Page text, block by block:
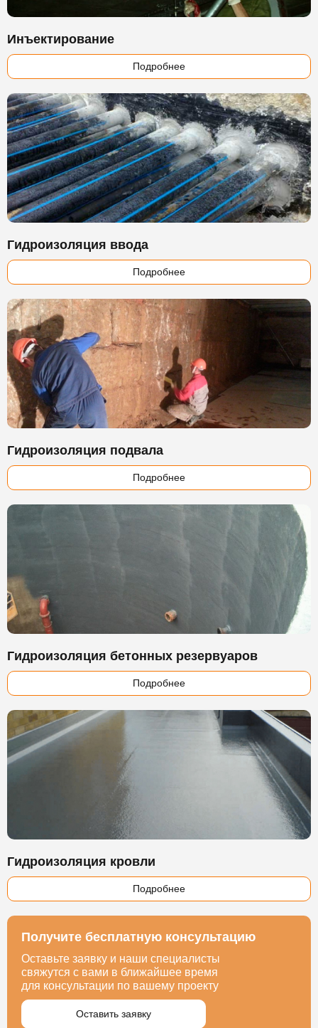
Инъектирование
Подробнее
Гидроизоляция ввода
Подробнее
Гидроизоляция подвала
Подробнее
Гидроизоляция бетонных резервуаров
Подробнее
Гидроизоляция кровли
Подробнее
Получите бесплатную консультацию
Оставьте заявку и наши специалисты
свяжутся с вами в ближайшее время
для консультации по вашему проекту
Оставить заявку